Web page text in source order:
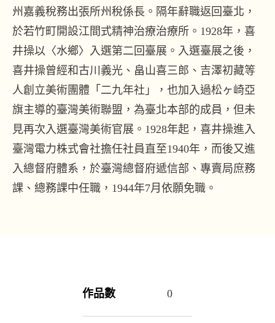
州嘉義稅務出張所州稅係長。隔年辭職返回臺北，
於若竹町開設江間式精神治療治療所。1928年，喜
井操以〈水鄉〉入選第二回臺展。入選臺展之後，
喜井操曾經和古川義光、畠山喜三郎、吉澤初藏等
人創立美術團體「二九年社」，也加入過松ヶ崎亞
旗主導的臺灣美術聯盟，為臺北本部的成員，但未
見再次入選臺灣美術官展。1928年起，喜井操進入
臺灣電力株式會社擔任社員直至1940年，而後又進
入總督府體系，於臺灣總督府遞信部、專賣局庶務
課、總務課中任職，1944年7月依願免職。
作品數 0